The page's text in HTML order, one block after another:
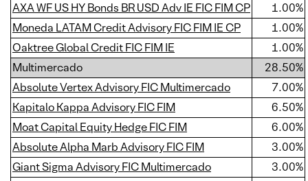
AXA WF US HY Bonds BR USD Adv IE FIC FIM CP
1.00%
Moneda LATAM Credit Advisory FIC FIM IE CP
1.00%
Oaktree Global Credit FIC FIM IE
1.00%
Multimercado
28.50%
Absolute Vertex Advisory FIC Multimercado
7.00%
Kapitalo Kappa Advisory FIC FIM
6.50%
Moat Capital Equity Hedge FIC FIM
6.00%
Absolute Alpha Marb Advisory FIC FIM
3.00%
Giant Sigma Advisory FIC Multimercado
3.00%